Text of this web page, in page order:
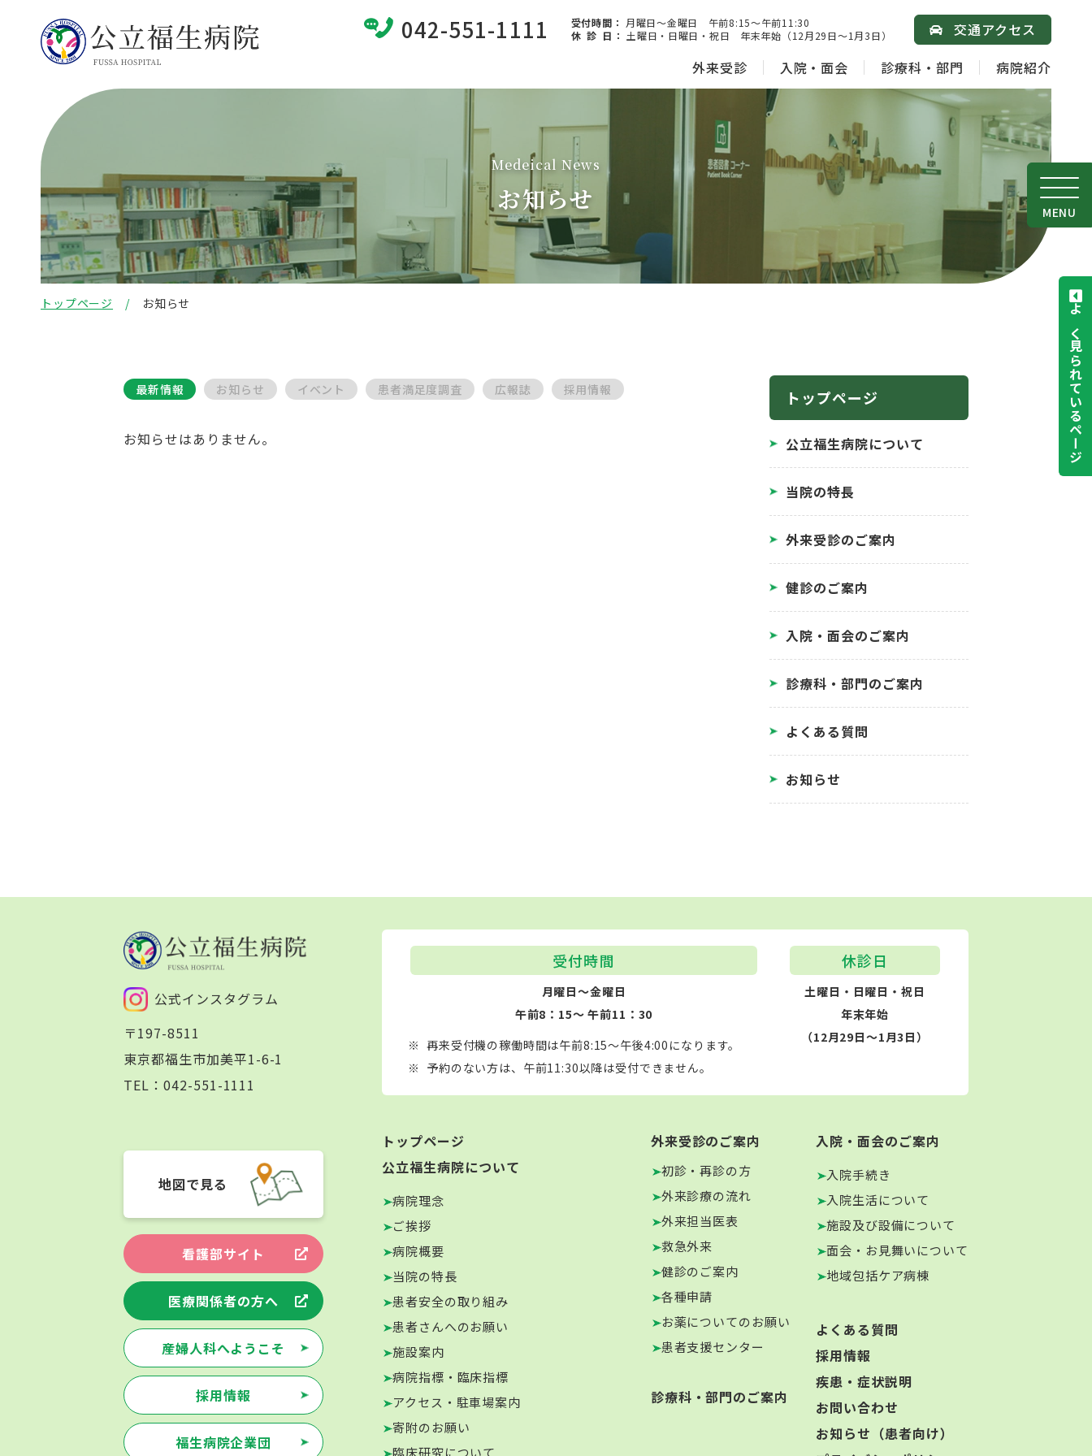
042-551-1111 受付時間： 月曜日～金曜日 午前8:15～午前11:30
休 診 日 ： 土曜日・日曜日・祝日 年末年始（12月29日～1月3日）
交通アクセス
外来受診
入院・面会 診療科・部門 病院紹介
MENU
よく見られているページ
Medeical News
お知らせ
トップページ お知らせ
最新情報 お知らせ イベント 患者満足度調査 広報誌 採用情報
お知らせはありません。
トップページ
公立福生病院について
当院の特長
外来受診のご案内
健診のご案内
入院・面会のご案内
診療科・部門のご案内
よくある質問
お知らせ
公式インスタグラム
〒197-8511
東京都福生市加美平1-6-1
TEL： 042-551-1111
地図で見る
看護部サイト
医療関係者の方へ
産婦人科へようこそ
採用情報
福生病院企業団
受付時間
月曜日～金曜日
午前8：15～ 午前11：30
再来受付機の稼働時間は午前8:15～午後4:00になります。
予約のない方は、午前11:30以降は受付できません。
休診日
土曜日・日曜日・祝日
年末年始
（12月29日～1月3日）
トップページ
公立福生病院について
病院理念
ご挨拶
病院概要
当院の特長
患者安全の取り組み
患者さんへのお願い
施設案内
病院指標・臨床指標
アクセス・駐車場案内
寄附のお願い
臨床研究について
外来受診のご案内
初診・再診の方
外来診療の流れ
外来担当医表
救急外来
健診のご案内
各種申請
お薬についてのお願い
患者支援センター
診療科・部門のご案内
入院・面会のご案内
入院手続き
入院生活について
施設及び設備について
面会・お見舞いについて
地域包括ケア病棟
よくある質問
採用情報
疾患・症状説明
お問い合わせ
お知らせ（患者向け）